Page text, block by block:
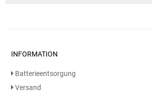
INFORMATION
Batterieentsorgung
Versand